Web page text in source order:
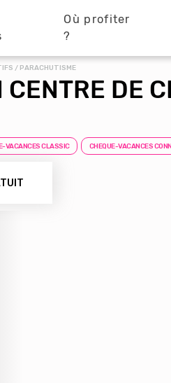
Où profiter
?
/ PARACHUTISME
CENTRE DE
VACANCES CLASSIC CHEQUE-VACANCES